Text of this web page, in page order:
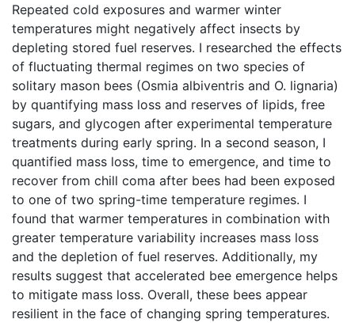
Repeated cold exposures and warmer winter
temperatures might negatively affect insects by
depleting stored fuel reserves. I researched the effects
of fluctuating thermal regimes on two species of
solitary mason bees (Osmia albiventris and O. lignaria)
by quantifying mass loss and reserves of lipids, free
sugars, and glycogen after experimental temperature
treatments during early spring. In a second season, I
quantified mass loss, time to emergence, and time to
recover from chill coma after bees had been exposed
to one of two spring-time temperature regimes. I
found that warmer temperatures in combination with
greater temperature variability increases mass loss
and the depletion of fuel reserves. Additionally, my
results suggest that accelerated bee emergence helps
to mitigate mass loss. Overall, these bees appear
resilient in the face of changing spring temperatures.